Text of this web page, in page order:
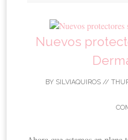
Nuevos
BY SILVIAQUIROS//